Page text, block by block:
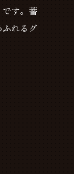
す。蓄
れるグ